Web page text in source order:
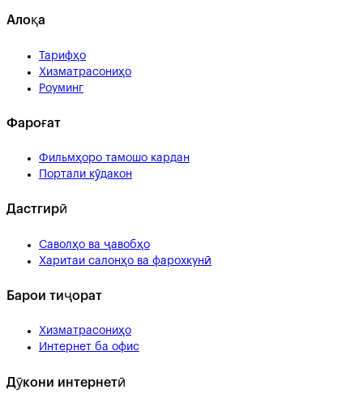
Алоқа
Тарифҳо
Хизматрасониҳо
Роуминг
Фароғат
Фильмҳоро тамошо кардан
Портали кӯдакон
Дастгирӣ
Саволҳо ва ҷавобҳо
Харитаи салонҳо ва фарохкунӣ
Барои тиҷорат
Хизматрасониҳо
Интернет ба офис
Дӯкони интернетӣ